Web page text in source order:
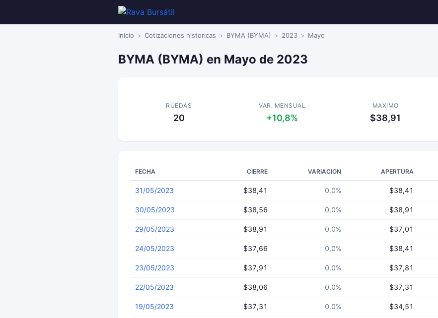
Inicio Cotizaciones historicas BYMA (BYMA) 2023 Mayo
BYMA (BYMA) en Mayo de 2023
RUEDAS
20
VAR. MENSUAL
+10,8%
MAXIMO
$38,91
FECHA CIERRE VARIACION APERTURA
31/05/2023 $38,41 0,0% $38,41
30/05/2023 $38,56 0,0% $38,91
29/05/2023 $38,91 0,0% $37,01
24/05/2023 $37,66 0,0% $38,41
23/05/2023 $37,91 0,0% $37,81
22/05/2023 $38,06 0,0% $37,31
19/05/2023 $37,31 0,0% $34,51